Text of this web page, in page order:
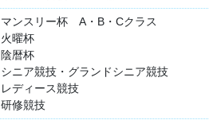
マンスリー杯 A・B・Cクラス
火曜杯
陰暦杯
シニア競技・グランドシニア競技
レディース競技
研修競技